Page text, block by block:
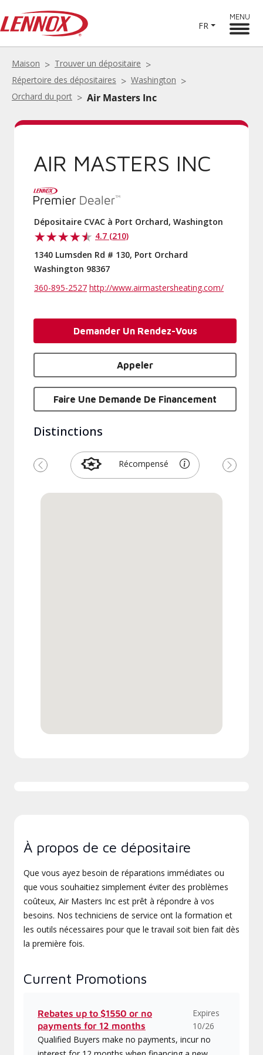
FR
MENU
Maison
Trouver un dépositaire
Répertoire des dépositaires
Washington
Orchard du port
Air Masters Inc
AIR MASTERS INC
Dépositaire CVAC à Port Orchard, Washington
4.7 (210)
1340 Lumsden Rd # 130, Port Orchard
Washington 98367
360-895-2527 http://www.airmastersheating.com/
Demander Un Rendez-Vous
Appeler
Faire Une Demande De Financement
Distinctions
Récompensé
Précédent Suivant
À propos de ce dépositaire
Que vous ayez besoin de réparations immédiates ou
que vous souhaitiez simplement éviter des problèmes
coûteux, Air Masters Inc est prêt à répondre à vos
besoins. Nos techniciens de service ont la formation et
les outils nécessaires pour que le travail soit bien fait dès
la première fois.
Current Promotions
Rebates up to $1550 or no
payments for 12 months
Expires
10/26
Qualified Buyers make no payments, incur no